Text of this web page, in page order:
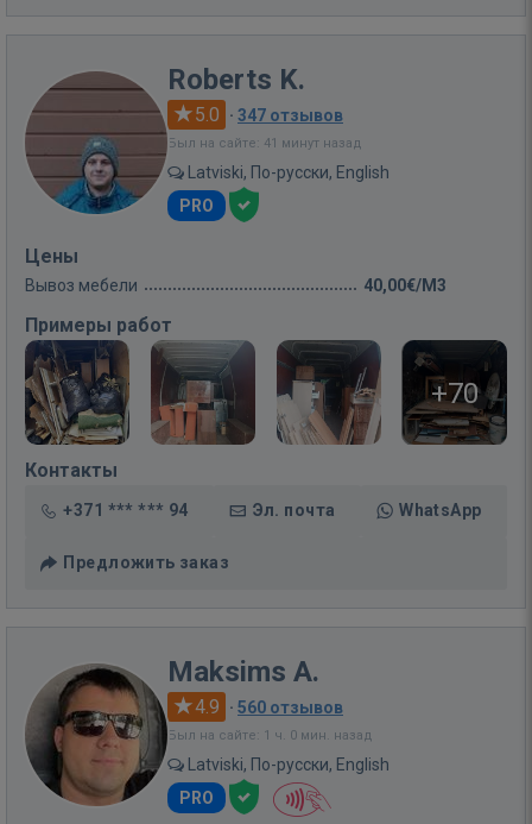
Roberts K.
5.0 · 347 отзывов
Был на сайте: 41 минут назад
Latviski, По-русски, English
PRO
Цены
Вывоз мебели 40,00€/M3
Примеры работ
+70
Контакты
+371 *** *** 94 Эл. почта WhatsApp
Предложить заказ
Maksims A.
4.9 · 560 отзывов
Был на сайте: 1 ч. 0 мин. назад
Latviski, По-русски, English
PRO